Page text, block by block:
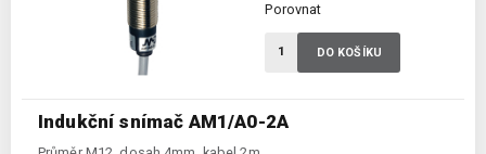
Indukční snímač AM1/A0-2A
Porovnat
DO KOŠÍKU